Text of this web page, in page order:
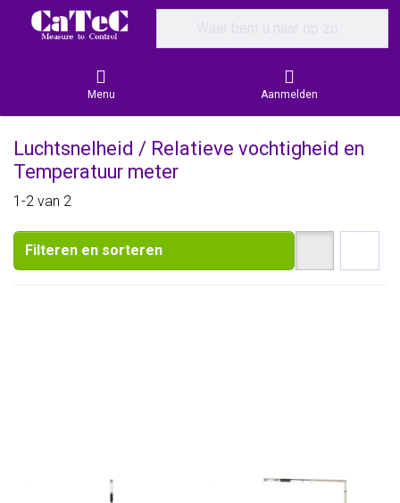
Menu Aanmelden
Luchtsnelheid / Relatieve vochtigheid en
Temperatuur meter
Search results:
1-2 van 2
Filteren en sorteren